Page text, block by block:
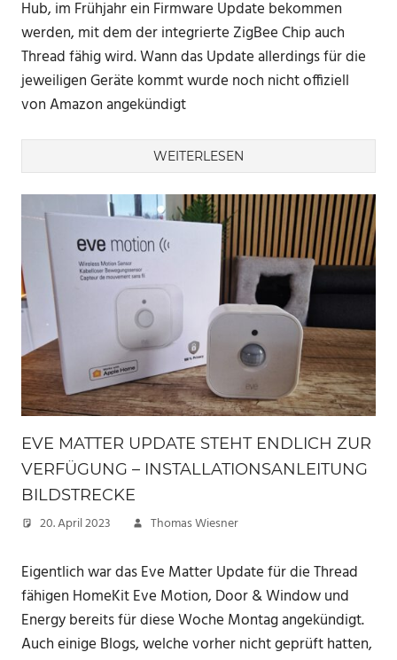
Hub, im Frühjahr ein Firmware Update bekommen
werden, mit dem der integrierte ZigBee Chip auch
Thread fähig wird. Wann das Update allerdings für die
jeweiligen Geräte kommt wurde noch nicht offiziell
von Amazon angekündigt
WEITERLESEN
EVE MATTER UPDATE STEHT ENDLICH ZUR
VERFÜGUNG – INSTALLATIONSANLEITUNG
BILDSTRECKE
20. April 2023 Thomas Wiesner
Eigentlich war das Eve Matter Update für die Thread
fähigen HomeKit Eve Motion, Door & Window und
Energy bereits für diese Woche Montag angekündigt.
Auch einige Blogs, welche vorher nicht geprüft hatten,